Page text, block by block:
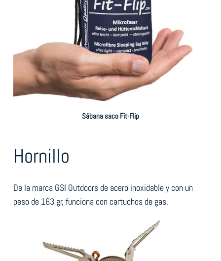
Sábana saco Fit-Flip
Hornillo
De la marca GSI Outdoors de acero inoxidable y con un
peso de 163 gr, funciona con cartuchos de gas.